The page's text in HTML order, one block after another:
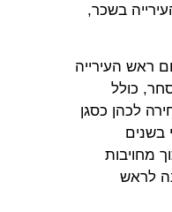
בשכר,
ראש העירייה
כולל
לכהן כסגן
בשנים
מחויבות
לראש